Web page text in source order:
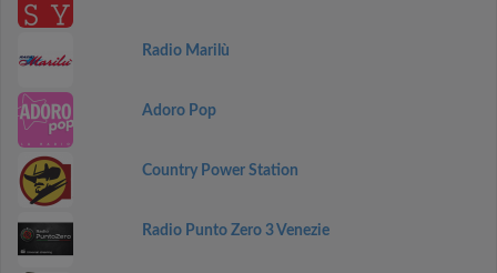
Radio Marilù
Adoro Pop
Country Power Station
Radio Punto Zero 3 Venezie